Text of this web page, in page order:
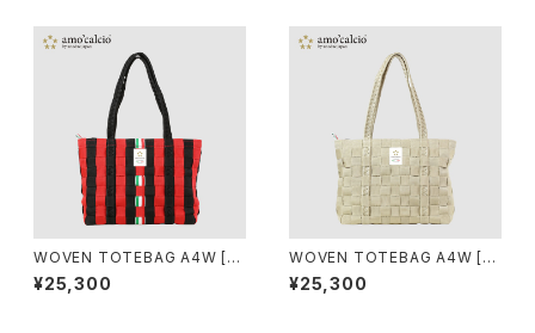
WOVEN TOTEBAG A4W [R
OSSONERO]
¥25,300
WOVEN TOTEBAG A4W [O
RO]
¥25,300